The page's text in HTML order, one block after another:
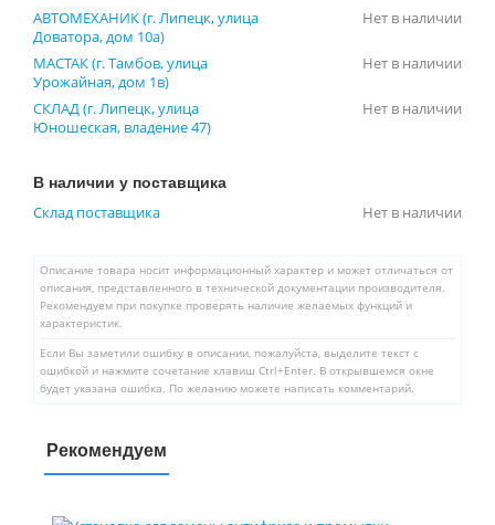
АВТОМЕХАНИК (г. Липецк, улица
Доватора, дом 10а)
Нет в наличии
МАСТАК (г. Тамбов, улица
Урожайная, дом 1в)
Нет в наличии
СКЛАД (г. Липецк, улица
Юношеская, владение 47)
Нет в наличии
В наличии у поставщика
Склад поставщика Нет в наличии
Описание товара носит информационный характер и может отличаться от
описания, представленного в технической документации производителя.
Рекомендуем при покупке проверять наличие желаемых функций и
характеристик.
Если Вы заметили ошибку в описании, пожалуйста, выделите текст с
ошибкой и нажмите сочетание клавиш Ctrl+Enter. В открывшемся окне
будет указана ошибка. По желанию можете написать комментарий.
Рекомендуем